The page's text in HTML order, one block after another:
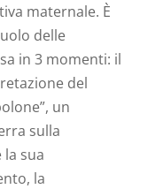
maternale. È
delle
in 3 momenti: il
del
un
sulla
sua
la